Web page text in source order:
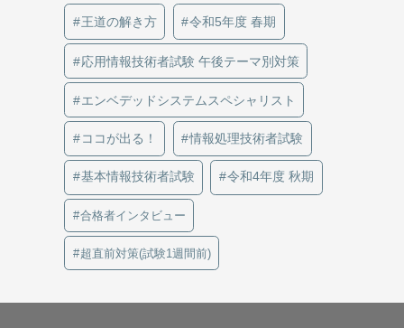
王道の解き方 令和5年度 春期
応用情報技術者試験 午後テーマ別対策
エンベデッドシステムスペシャリスト
ココが出る！ 情報処理技術者試験
基本情報技術者試験 令和4年度 秋期
合格者インタビュー
超直前対策(試験1週間前)